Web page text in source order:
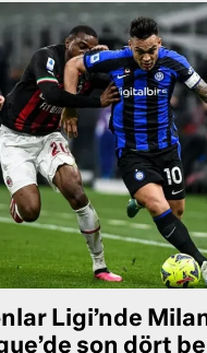
Ligi’nde
son dört